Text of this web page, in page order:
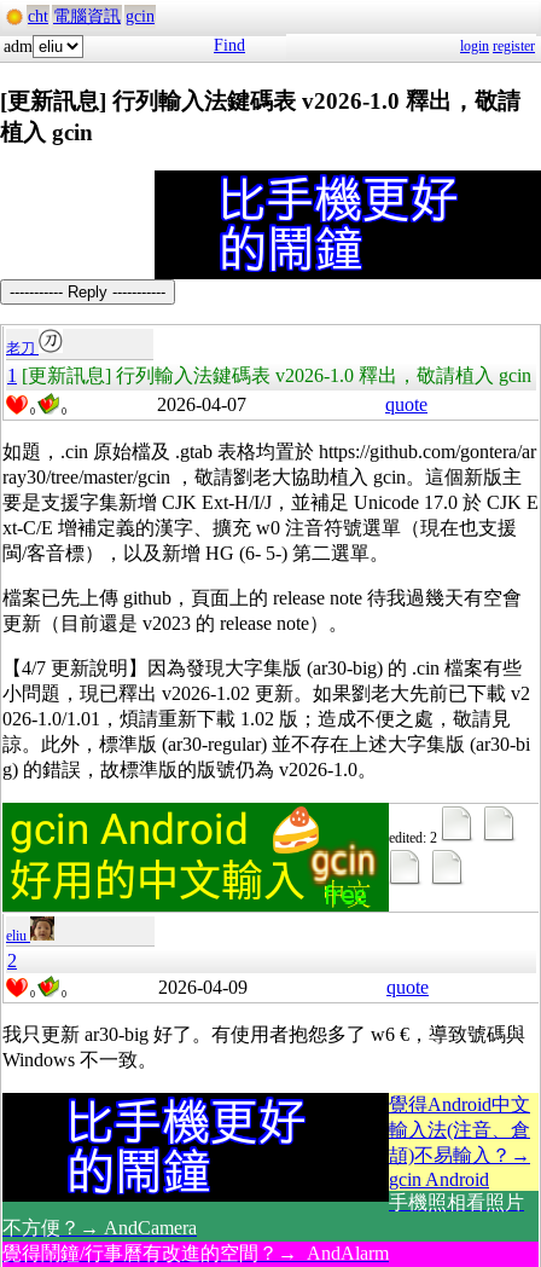
cht 電腦資訊 gcin
adm
Find login register
[更新訊息] 行列輸入法鍵碼表 v2026-1.0 釋出，敬請
植入 gcin
----------- Reply -----------
老刀
1 [更新訊息] 行列輸入法鍵碼表 v2026-1.0 釋出，敬請植入 gcin
0 0 2026-04-07 quote
如題，.cin 原始檔及 .gtab 表格均置於 https://github.com/gontera/ar
ray30/tree/master/gcin ，敬請劉老大協助植入 gcin。這個新版主
要是支援字集新增 CJK Ext-H/I/J，並補足 Unicode 17.0 於 CJK E
xt-C/E 增補定義的漢字、擴充 w0 注音符號選單（現在也支援
閩/客音標），以及新增 HG (6- 5-) 第二選單。
檔案已先上傳 github，頁面上的 release note 待我過幾天有空會
更新（目前還是 v2023 的 release note）。
【4/7 更新說明】因為發現大字集版 (ar30-big) 的 .cin 檔案有些
小問題，現已釋出 v2026-1.02 更新。如果劉老大先前已下載 v2
026-1.0/1.01，煩請重新下載 1.02 版；造成不便之處，敬請見
諒。此外，標準版 (ar30-regular) 並不存在上述大字集版 (ar30-bi
g) 的錯誤，故標準版的版號仍為 v2026-1.0。
edited: 2
eliu
2
0 0 2026-04-09 quote
我只更新 ar30-big 好了。有使用者抱怨多了 w6 €，導致號碼與
Windows 不一致。
覺得Android中文
輸入法(注音、倉
頡)不易輸入？→
gcin Android
手機照相看照片
不方便？→ AndCamera
覺得鬧鐘/行事曆有改進的空間？→ AndAlarm